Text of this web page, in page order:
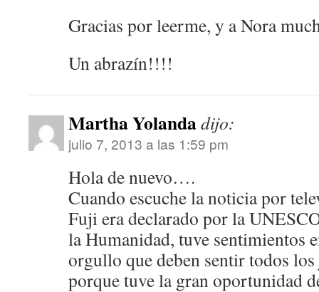
Gracias por leerme, y a Nora
Un abrazín!!!!
Martha Yolandadijo:
julio 7, 2013 a las 1:59 pm
Hola de nuevo….
Cuando escuche la noticia por
Fuji era declarado por la
la Humanidad, tuve sentimientos
orgullo que deben sentir todos
porque tuve la gran oportunidad